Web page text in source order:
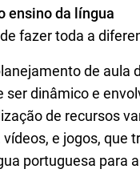
ensino da língua
fazer toda a
de aula
ser dinâmico e
de recursos
e jogos, que
portuguesa para a